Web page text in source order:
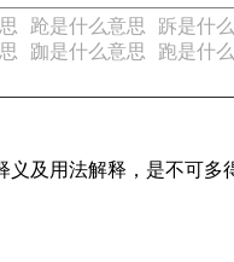
跄是什么意思 跅是什
跏是什么意思 跑是什
及用法解释，是不可